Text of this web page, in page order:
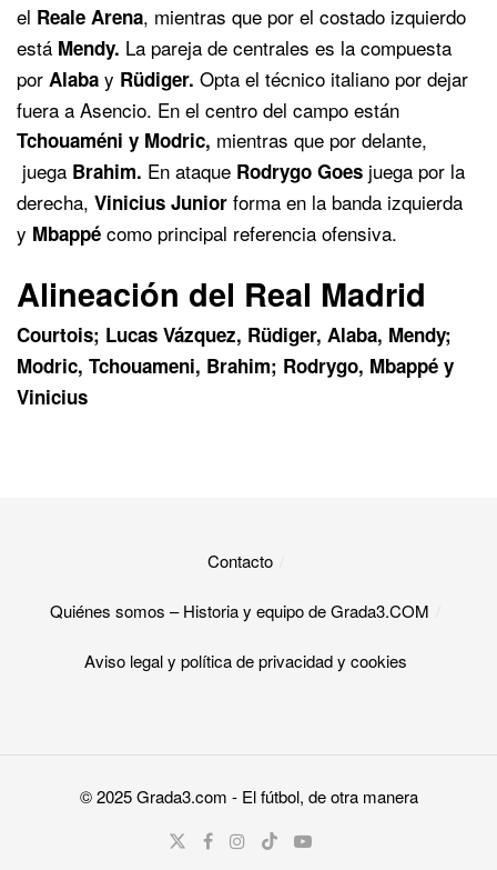
el Reale Arena, mientras que por el costado izquierdo
está Mendy. La pareja de centrales es la compuesta
por Alaba y Rüdiger. Opta el técnico italiano por dejar
fuera a Asencio. En el centro del campo están
Tchouaméni y Modric, mientras que por delante,
juega Brahim. En ataque Rodrygo Goes juega por la
derecha, Vinicius Junior forma en la banda izquierda
y Mbappé como principal referencia ofensiva.
Alineación del Real Madrid
Courtois; Lucas Vázquez, Rüdiger, Alaba, Mendy;
Modric, Tchouameni, Brahim; Rodrygo, Mbappé y
Vinicius
Contacto
Quiénes somos – Historia y equipo de Grada3.COM
Aviso legal y política de privacidad y cookies​
© 2025Grada3.com - El fútbol, de otra manera